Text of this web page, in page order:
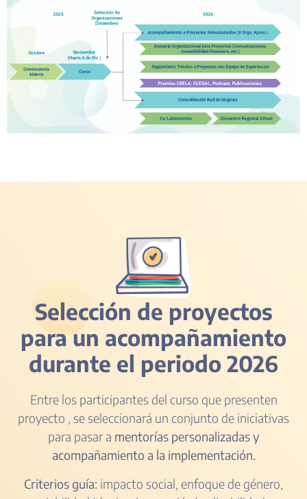
Selección de proyectos
para un acompañamiento
durante el periodo 2026
Entre los participantes del curso que presenten
proyecto , se seleccionará un conjunto de iniciativas
para pasar a mentorías personalizadas y
acompañamiento a la implementación.
Criterios guía: impacto social, enfoque de género,